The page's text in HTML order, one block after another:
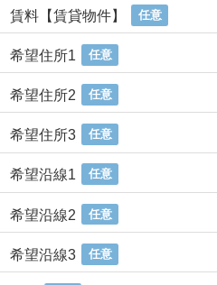
賃料【賃貸物件】 任意
希望住所1 任意
希望住所2 任意
希望住所3 任意
希望沿線1 任意
希望沿線2 任意
希望沿線3 任意